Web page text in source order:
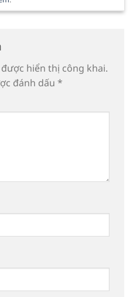
hiển thị công khai.
đánh dấu *